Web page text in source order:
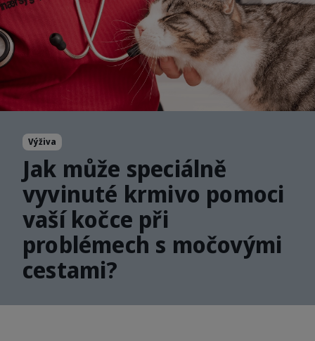
Výživa
Jak může speciálně
vyvinuté krmivo pomoci
vaší kočce při
problémech s močovými
cestami?